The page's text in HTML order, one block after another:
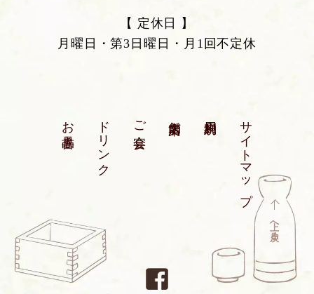
【 定休日 】
月曜日・第3日曜日・月1回不定休
お品書き ドリンク ご宴会 サイトマップ
上へ戻る